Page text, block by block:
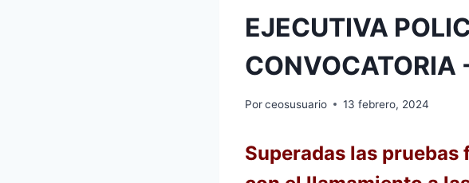
EJECUTIVA
Porceosusuario 13 febrero, 2024
Superadas las